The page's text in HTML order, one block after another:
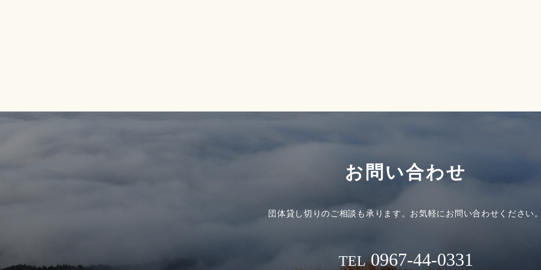
お問い合わせ
団体貸し切りのご相談も承ります。 お気軽にお問い合わせください
TEL 0967-44-0331